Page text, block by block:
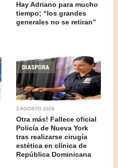
Hay Adriano para mucho
tiempo; “los grandes
generales no se retiran”
DIASPORA
3 AGOSTO 2026
Otra más! Fallece oficial
Policía de Nueva York
tras realizarse cirugía
estética en clínica de
República Dominicana